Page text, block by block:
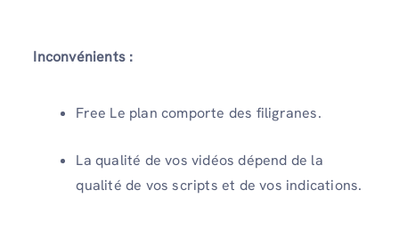
Inconvénients :
Free Le plan comporte des filigranes.
La qualité de vos vidéos dépend de la
qualité de vos scripts et de vos indications.